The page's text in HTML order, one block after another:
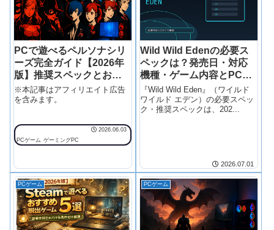
PCで遊べるペルソナシリ
ーズ完全ガイド【2026年
版】推奨スペックとおす
すめPC
※本記事はアフィリエイト広告
を含みます。
2026.06.03
PCゲーム ゲーミングPC
Wild Wild Edenの必要ス
ペックは？発売日・対応
機種・ゲーム内容とPC構
成の目安
『Wild Wild Eden』（ワイルド
ワイルド エデン）の必要スペッ
ク・推奨スペックは、202...
2026.07.01
PCゲーム PCゲーム